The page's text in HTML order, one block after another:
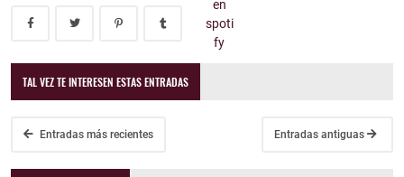
TAL VEZ TE INTERESEN ESTAS ENTRADAS
Entradas más recientes Entradas antiguas